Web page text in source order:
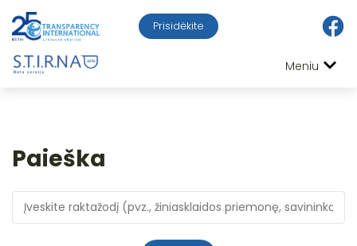
Prisidėkite
Meniu
Paieška